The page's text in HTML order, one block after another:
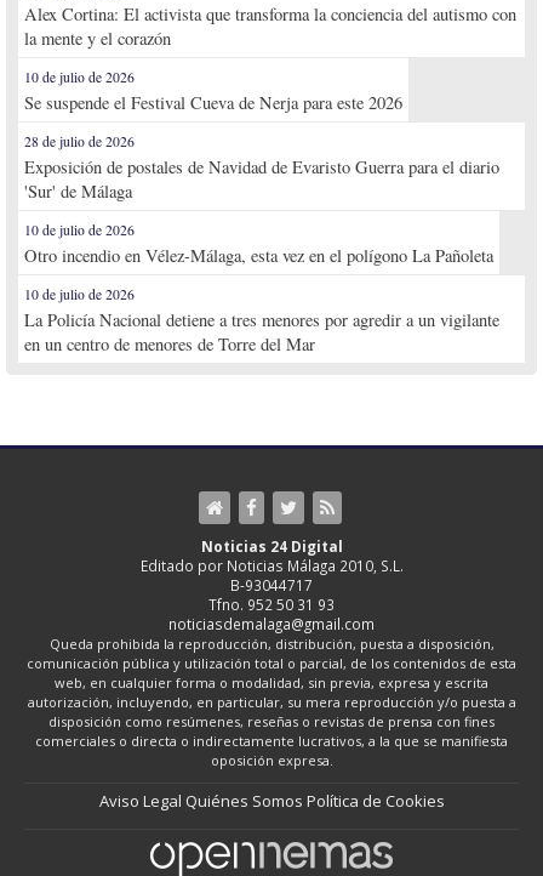
Alex Cortina: El activista que transforma la conciencia del autismo con
la mente y el corazón
10 de julio de 2026
Se suspende el Festival Cueva de Nerja para este 2026
28 de julio de 2026
Exposición de postales de Navidad de Evaristo Guerra para el diario
'Sur' de Málaga
10 de julio de 2026
Otro incendio en Vélez-Málaga, esta vez en el polígono La Pañoleta
10 de julio de 2026
La Policía Nacional detiene a tres menores por agredir a un vigilante
en un centro de menores de Torre del Mar
Noticias 24 Digital
Editado por Noticias Málaga 2010, S.L.
B-93044717
Tfno. 952 50 31 93
noticiasdemalaga@gmail.com
Queda prohibida la reproducción, distribución, puesta a disposición,
comunicación pública y utilización total o parcial, de los contenidos de esta
web, en cualquier forma o modalidad, sin previa, expresa y escrita
autorización, incluyendo, en particular, su mera reproducción y/o puesta a
disposición como resúmenes, reseñas o revistas de prensa con fines
comerciales o directa o indirectamente lucrativos, a la que se manifiesta
oposición expresa.
Aviso Legal Quiénes Somos Política de Cookies